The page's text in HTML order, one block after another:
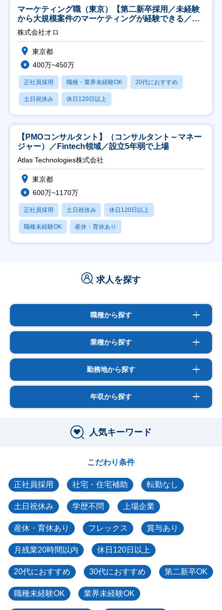
マーケティング職（東京）【第二新卒採用／未経験
から大規模案件のマーケティングが経験できる／研
修充実】
株式会社オロ
東京都
400万~450万
正社員採用 職種・業界未経験OK 20代におすすめ
土日祝休み 休日120日以上
【PMOコンサルタント】（コンサルタント～マネー
ジャー）／Fintech領域／設立5年弱で上場
Atlas Technologies株式会社
東京都
600万~1170万
正社員採用 土日祝休み 休日120日以上
職種未経験OK 産休・育休あり
求人を探す
職種から探す
業種から探す
勤務地から探す
年収から探す
人気キーワード
こだわり条件
正社員採用 社宅・住宅補助 転勤なし
土日祝休み 学歴不問 上場企業
産休・育休あり フレックス 賞与あり
月残業20時間以内 休日120日以上
20代におすすめ 30代におすすめ 第二新卒OK
職種未経験OK 業界未経験OK